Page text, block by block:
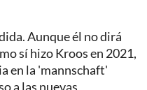
Aunque él no dirá
sí hizo Kroos en 2021,
en la 'mannschaft'
a las nuevas